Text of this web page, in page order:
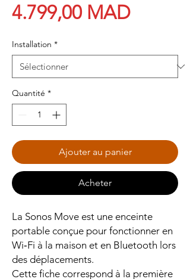
4.799,00 MADPrix
Installation *
Quantité *
Ajouter au panier
Acheter
La Sonos Move est une enceinte
portable conçue pour fonctionner en
Wi‑Fi à la maison et en Bluetooth lors
des déplacements.
Cette fiche correspond à la première